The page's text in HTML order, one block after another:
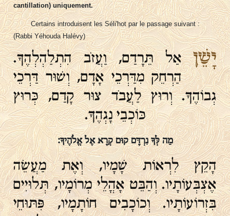
cantillation) uniquement.
Certains introduisent les Séli'hot par le passage suivant :
(Rabbi Yéhouda Halévy)
יָשֵׁןאַל תֵּרָדַם, וַעֲזֹב הִתְלַהְלְהֶךָ.
הַרְחֵק מִדַּרְכֵי אָדָם, וְשׁוּר דַּרְכֵי
גְבוֹהֶךָ. וְרוּץ לַעֲבֹד צוּר קָדַם, כְּרוּץ
כּוֹכְבֵי נָגְהֶךָ.
מַה לְּךָ נִרְדָּם קוּם קְרָא אֶל אֱלֹהֶיךָ:
הָקֵץ לִרְאוֹת שָׁמָיו, וְאֶת מַעֲשֵׂה
אֶצְבְּעוֹתָיו. וְהַבֵּט אָהֳלֵי מְרוֹמָיו, תְּלוּיִים
בִּזְרוֹעוֹתָיו. וְכוֹכָבִים חוֹתָמָיו, פִּתּוּחֵי